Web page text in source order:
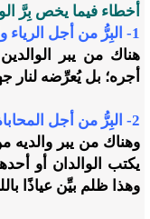
أخطاء فيما يخص بِرَّ
1-
البِرُّ من أجل الرياء
هناك من يبر
أجره؛ بل يُعرِّضه لنار
2- البِرُّ من أجل
وهناك من يبر
يكتب الوالدان أو
وهذا ظلم بيِّن عياذًا